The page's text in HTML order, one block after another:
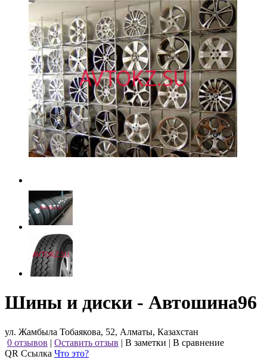
Шины и диски - Автошина96
ул. Жамбыла Тобаякова, 52, Алматы, Казахстан
0 отзывов | Оставить отзыв | В заметки | В сравнение
QR Ссылка Что это?